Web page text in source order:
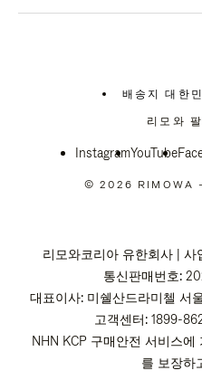
배송지 대
위
치
선
십
리모와
InstagramYouTube
© 2026 RIMOWA
리모와코리아 유한회사 |
통신판매번호:
대표이사: 미쉘산드라미첼 서
고객센터: 1899-
NHN KCP 구매안전 서비스
를 보장하